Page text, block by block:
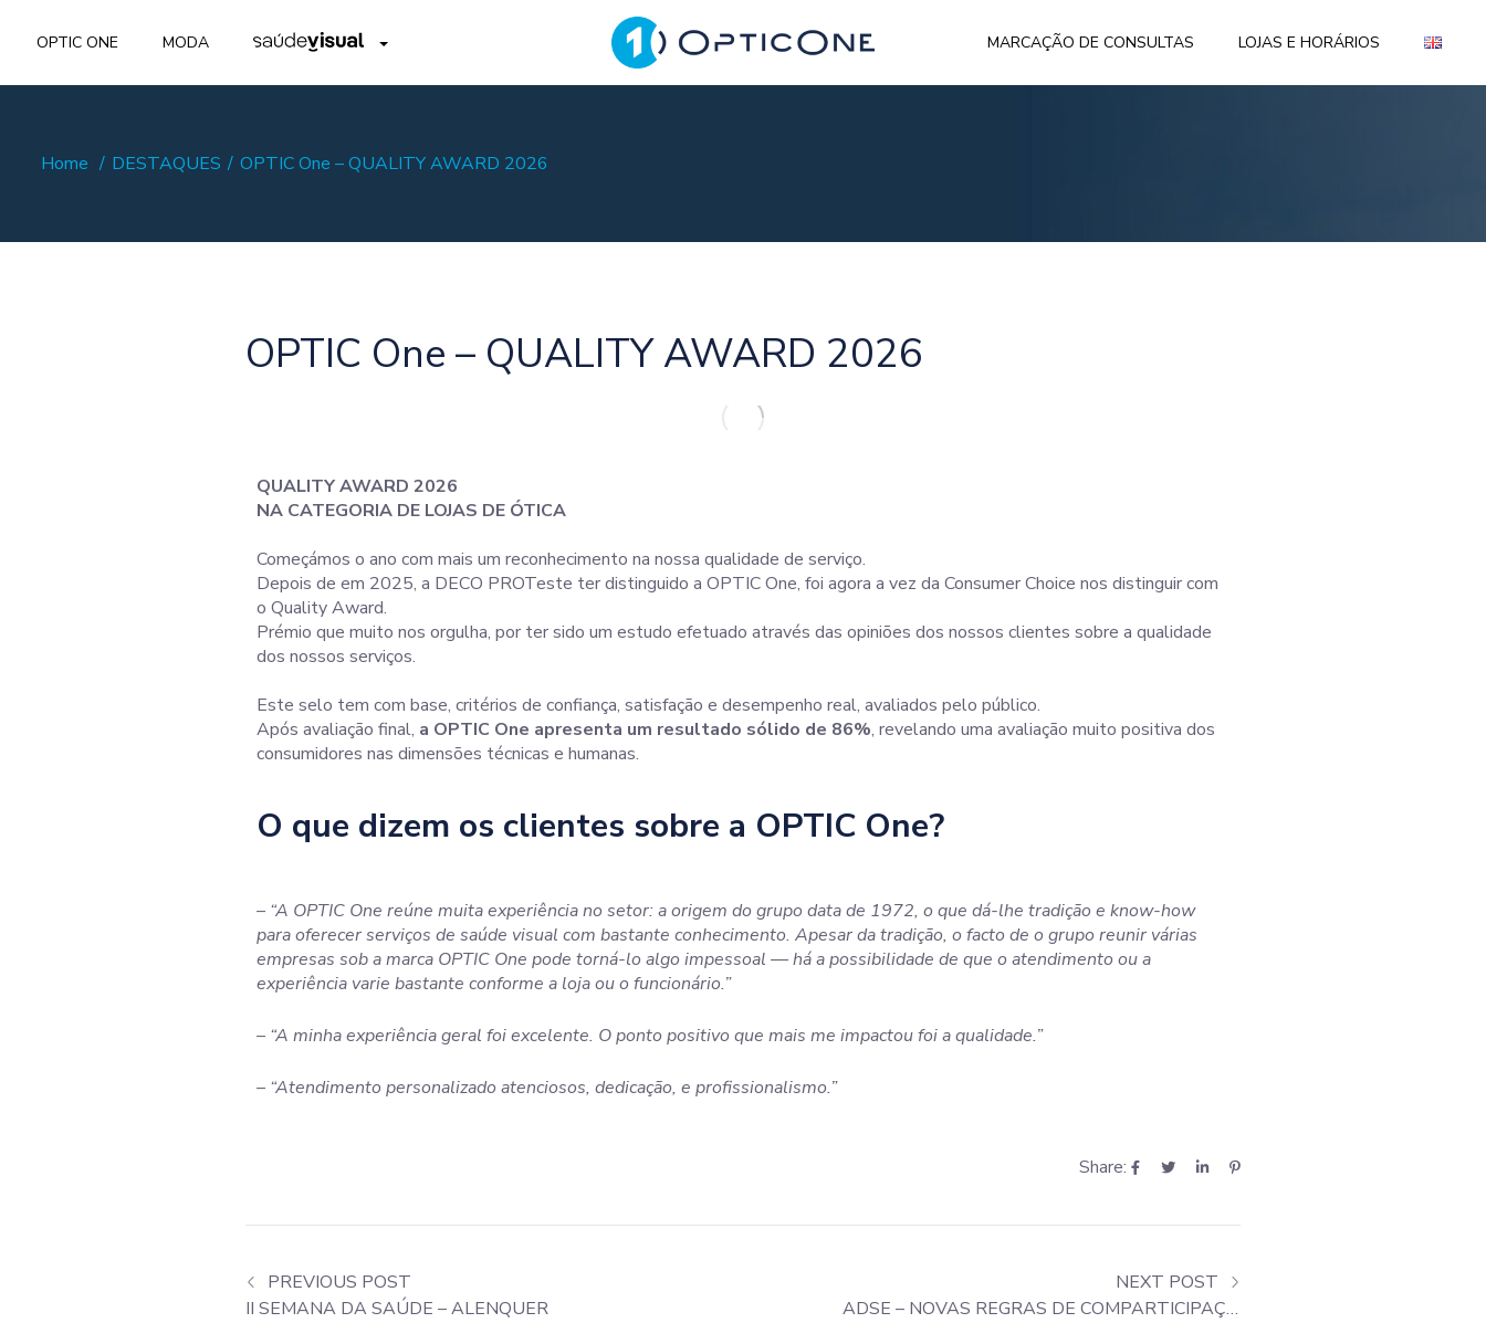
OPTIC ONE MODA MARCAÇÃO DE CONSULTAS LOJAS E HORÁRIOS
Home DESTAQUES OPTIC One – QUALITY AWARD 2026
OPTIC One – QUALITY AWARD 2026
QUALITY AWARD 2026
NA CATEGORIA DE LOJAS DE ÓTICA
Começámos o ano com mais um reconhecimento na nossa qualidade de serviço.
Depois de em 2025, a DECO PROTeste ter distinguido a OPTIC One, foi agora a vez da Consumer Choice nos distinguir com
o Quality Award.
Prémio que muito nos orgulha, por ter sido um estudo efetuado através das opiniões dos nossos clientes sobre a qualidade
dos nossos serviços.
Este selo tem com base, critérios de confiança, satisfação e desempenho real, avaliados pelo público.
Após avaliação final, a OPTIC One apresenta um resultado sólido de 86%, revelando uma avaliação muito positiva dos
consumidores nas dimensões técnicas e humanas.
O que dizem os clientes sobre a OPTIC One?
– “A OPTIC One reúne muita experiência no setor: a origem do grupo data de 1972, o que dá-lhe tradição e know-how
para oferecer serviços de saúde visual com bastante conhecimento. Apesar da tradição, o facto de o grupo reunir várias
empresas sob a marca OPTIC One pode torná-lo algo impessoal — há apossibilidade de que o atendimento ou a
experiência varie bastante conforme a loja ou o funcionário.”
– “A minha experiência geral foi excelente. O ponto positivo que mais me impactou foi a qualidade.”
– “Atendimento personalizado atenciosos, dedicação, e profissionalismo.”
Share:
PREVIOUS POST
II SEMANA DA SAÚDE – ALENQUER
NEXT POST
ADSE – NOVAS REGRAS DE COMPARTICIPAÇÃO